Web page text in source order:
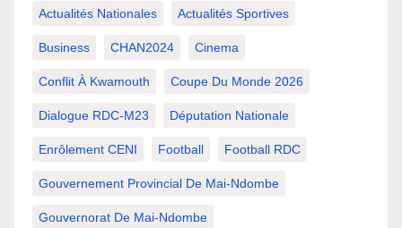
Actualités Nationales Actualités Sportives
Business CHAN2024 Cinema
Conflit À Kwamouth Coupe Du Monde 2026
Dialogue RDC-M23 Députation Nationale
Enrôlement CENI Football Football RDC
Gouvernement Provincial De Mai-Ndombe
Gouvernorat De Mai-Ndombe